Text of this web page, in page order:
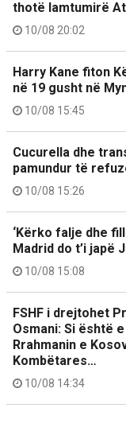
thotë lamtumirë
10/08 20:02
Harry Kane fiton
në 19 gusht në
10/08 15:45
Cucurella dhe
pamundur të
10/08 15:26
‘Kërko falje dhe
Madrid do t’i japë
10/08 15:08
FSHF i drejtohet
Osmani: Si është
Rrahmanin e
Kombëtares…
10/08 14:34